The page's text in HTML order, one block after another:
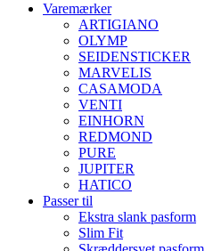
Varemærker
ARTIGIANO
OLYMP
SEIDENSTICKER
MARVELIS
CASAMODA
VENTI
EINHORN
REDMOND
PURE
JUPITER
HATICO
Passer til
Ekstra slank pasform
Slim Fit